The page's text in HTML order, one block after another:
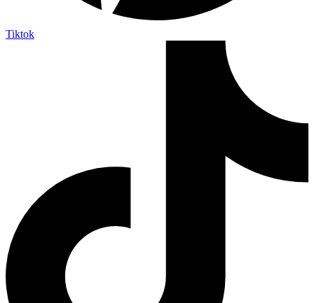
Tiktok